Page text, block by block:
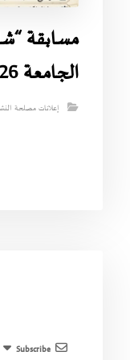
مسابقة
الجامعة 2026”
إعلانات مصلحة
Subscribe